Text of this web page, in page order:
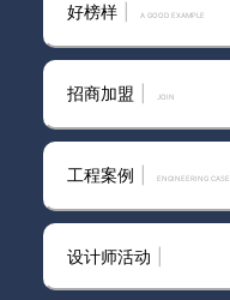
沿
大
橱
好榜样 A GOOD EXAMPLE
招商加盟 join
工程案例 ENGINEERING
设计师活动